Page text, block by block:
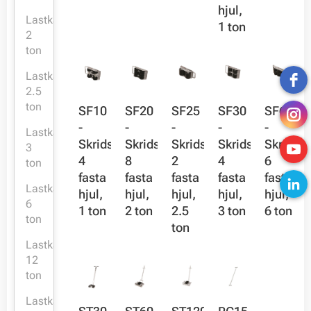
Lastkapacitet:
2
ton
Lastkapacitet:
2.5
ton
Lastkapacitet:
3
ton
Lastkapacitet:
6
ton
Lastkapacitet:
12
ton
Lastkapacitet:
hjul,
1 ton
SF10
-
Skridsko,
4
fasta
hjul,
1 ton
SF20
-
Skridsko,
8
fasta
hjul,
2 ton
SF25
-
Skridsko,
2
fasta
hjul,
2.5
ton
SF30
-
Skridsko,
4
fasta
hjul,
3 ton
SF60
-
6
fasta
hjul,
6 ton